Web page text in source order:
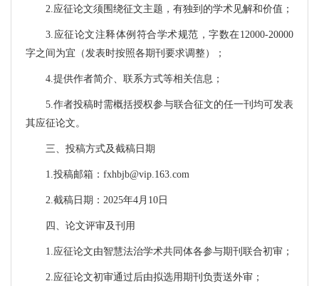
2. 应征论文须围绕征文主题，有独到的学术见解和价值；
3. 应征论文注释体例符合学术规范，字数在12000-20000
字之间为宜（发表时按照各期刊要求调整）；
4. 提供作者简介、联系方式等相关信息；
5. 作者投稿时需概括授权参与联合征文的任一刊均可发表
其应征论文。
三、投稿方式及截稿日期
1. 投稿邮箱： fxhbjb@vip.163.com
2. 截稿日期： 2025年4 月 10 日
四、论文评审及刊用
1. 应征论文由智慧法治学术共同体各参与期刊联合初审；
2. 应征论文初审通过后由拟选用期刊负责送外审；